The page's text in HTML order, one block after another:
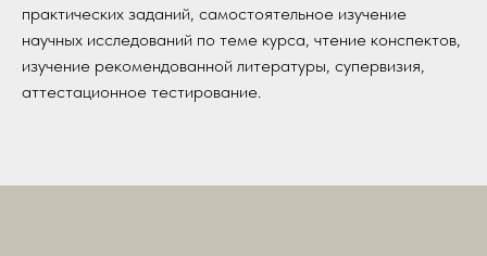
практических заданий, самостоятельное изучение
научных исследований по теме курса, чтение конспектов,
изучение рекомендованной литературы, супервизия,
аттестационное тестирование.